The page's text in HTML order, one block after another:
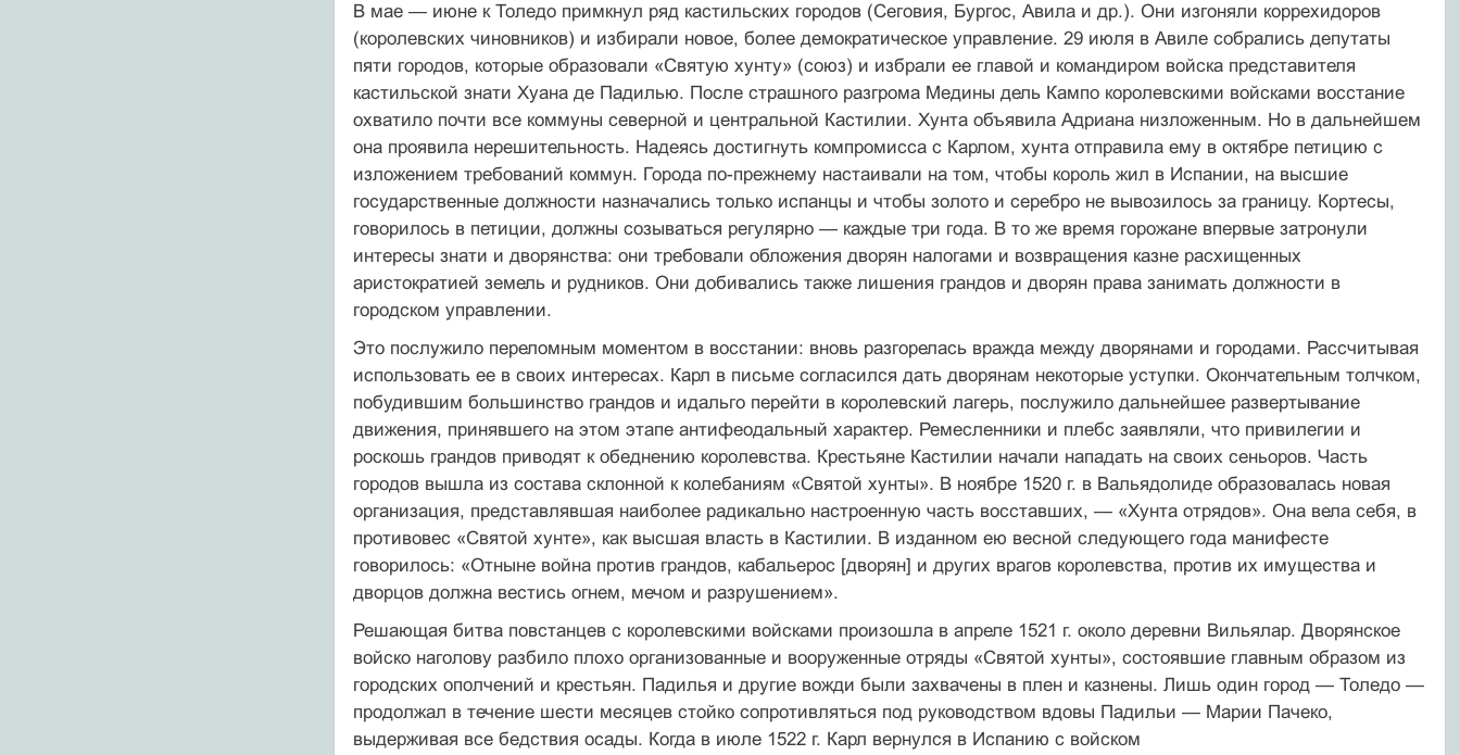
В мае — июне к Толедо примкнул ряд кастильских городов (Сеговия, Бургос, Авила и др.). Они изгоняли коррехидоров
(королевских чиновников) и избирали новое, более демократическое управление. 29 июля в Авиле собрались депутаты
пяти городов, которые образовали «Святую хунту» (союз) и избрали ее главой и командиром войска представителя
кастильской знати Хуана де Падилью. После страшного разгрома Медины дель Кампо королевскими войсками восстание
охватило почти все коммуны северной и центральной Кастилии. Хунта объявила Адриана низложенным. Но в дальнейшем
она проявила нерешительность. Надеясь достигнуть компромисса с Карлом, хунта отправила ему в октябре петицию с
изложением требований коммун. Города по-прежнему настаивали на том, чтобы король жил в Испании, на высшие
государственные должности назначались только испанцы и чтобы золото и серебро не вывозилось за границу. Кортесы,
говорилось в петиции, должны созываться регулярно — каждые три года. В то же время горожане впервые затронули
интересы знати и дворянства: они требовали обложения дворян налогами и возвращения казне расхищенных
аристократией земель и рудников. Они добивались также лишения грандов и дворян права занимать должности в
городском управлении.
Это послужило переломным моментом в восстании: вновь разгорелась вражда между дворянами и городами. Рассчитывая
использовать ее в своих интересах. Карл в письме согласился дать дворянам некоторые уступки. Окончательным толчком,
побудившим большинство грандов и идальго перейти в королевский лагерь, послужило дальнейшее развертывание
движения, принявшего на этом этапе антифеодальный характер. Ремесленники и плебс заявляли, что привилегии и
роскошь грандов приводят к обеднению королевства. Крестьяне Кастилии начали нападать на своих сеньоров. Часть
городов вышла из состава склонной к колебаниям «Святой хунты». В ноябре 1520 г. в Вальядолиде образовалась новая
организация, представлявшая наиболее радикально настроенную часть восставших, — «Хунта отрядов». Она вела себя, в
противовес «Святой хунте», как высшая власть в Кастилии. В изданном ею весной следующего года манифесте
говорилось: «Отныне война против грандов, кабальерос [дворян] и других врагов королевства, против их имущества и
дворцов должна вестись огнем, мечом и разрушением».
Решающая битва повстанцев с королевскими войсками произошла в апреле 1521 г. около деревни Вильялар. Дворянское
войско наголову разбило плохо организованные и вооруженные отряды «Святой хунты», состоявшие главным образом из
городских ополчений и крестьян. Падилья и другие вожди были захвачены в плен и казнены. Лишь один город — Толедо —
продолжал в течение шести месяцев стойко сопротивляться под руководством вдовы Падильи — Марии Пачеко,
выдерживая все бедствия осады. Когда в июле 1522 г. Карл вернулся в Испанию с войском